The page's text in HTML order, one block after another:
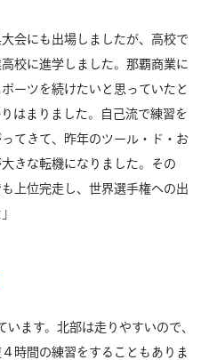
会にも出場しましたが、高校で
校に進学しました。那覇商業に
ーツを続けたいと思っていたと
はまりました。自己流で練習を
てきて、昨年のツール・ド・お
きな転機になりました。その
上位完走し、世界選手権への出
います。北部は走りやすいので、
時間の練習をすることもありま